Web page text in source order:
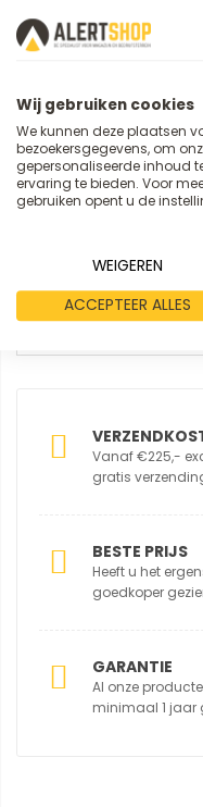
Vanaf €225,-
gratis
BESTE PRIJS
Heeft u het
goedkoper
GARANTIE
Al onze
minimaal 1 jaar
Wij gebruiken cookies
We kunnen deze plaatsen
bezoekersgegevens, om
gepersonaliseerde inhoud
ervaring te bieden. Voor
gebruiken opent u de
WEIGEREN
ACCEPTEER ALLES